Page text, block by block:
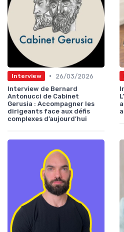
Interview •
26/03/2026
Interview de Bernard
Antonucci de Cabinet
Gerusia : Accompagner les
dirigeants face aux défis
complexes d’aujourd’hui